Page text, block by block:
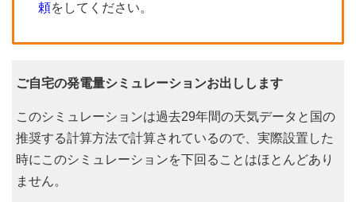
頼をしてください。
ご自宅の発電量シミュレーションお出しします
このシミュレーションは過去29年間の天気データと国の
推奨する計算方法で計算されているので、実際設置した
時にこのシミュレーションを下回ることはほとんどあり
ません。